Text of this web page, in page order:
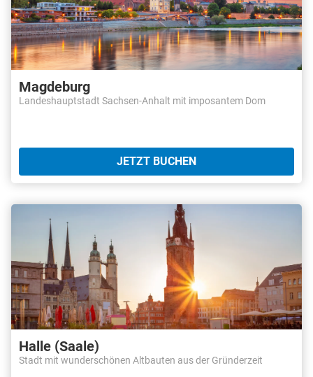
Magdeburg
Landeshauptstadt Sachsen-Anhalt mit imposantem Dom
JETZT BUCHEN
Halle (Saale)
Stadt mit wunderschönen Altbauten aus der Gründerzeit